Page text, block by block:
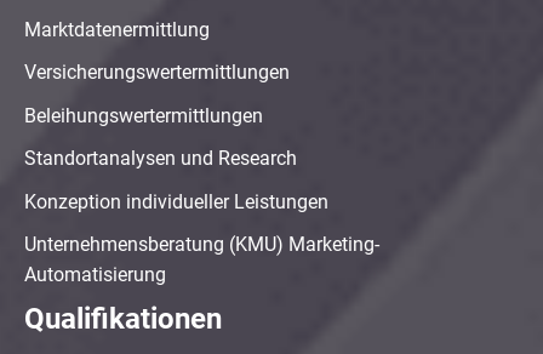
Marktdatenermittlung
Versicherungswertermittlungen
Beleihungswertermittlungen
Standortanalysen und Research
Konzeption individueller Leistungen
Unternehmensberatung (KMU) Marketing-
Automatisierung
Qualifikationen